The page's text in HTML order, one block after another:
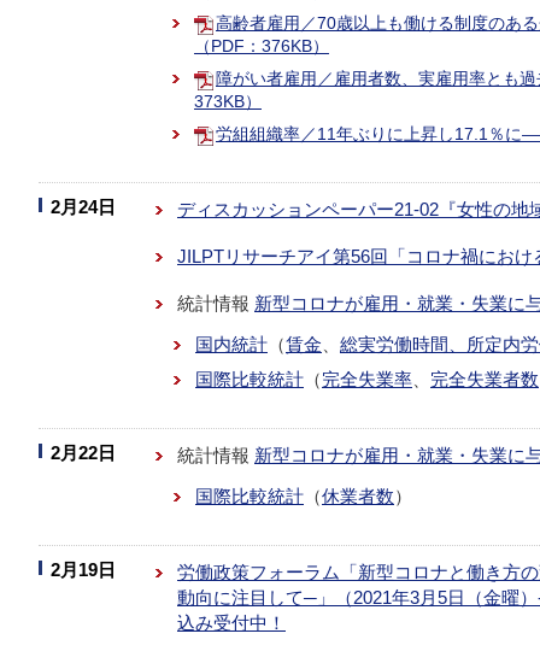
高齢者雇用／70歳以上も働ける制度のあ
（PDF：376KB）
障がい者雇用／雇用者数、実雇用率とも
373KB）
労組組織率／11年ぶりに上昇し17.1％に
2月24日 ディスカッションペーパー21-02『女性の地
JILPTリサーチアイ第56回「コロナ禍におけ
統計情報 新型コロナが雇用・就業・失業に
国内統計 （賃金
総実労働時間、所定内
国際比較統計 （完全失業率 完全失業者数
2月22日 統計情報 新型コロナが雇用・就業・失業に
国際比較統計 （休業者数）
2月19日
労働政策フォーラム「新型コロナと働き方
動向に注目して─」（2021年3月5日（金曜
込み受付中！